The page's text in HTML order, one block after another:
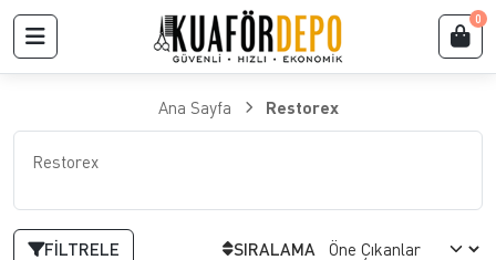
0
Ana Sayfa Restorex
Restorex
FILTRELE SIRALAMA